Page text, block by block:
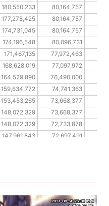
180,550,233 80,164,757
177,278,425 80,164,757
174,731,045 80,164,757
174,196,548 80,096,731
171,467,135 77,972,463
168,628,019 77,097,972
164,529,890 76,490,000
159,634,772 74,741,363
153,453,265 73,668,377
148,072,329 73,668,377
148,072,329 72,733,878
147,961,843 72,697,491
145,250,489 72,385,672